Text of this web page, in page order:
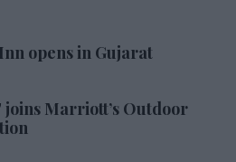
opens in Gujarat
joins Marriott’s Outdoor